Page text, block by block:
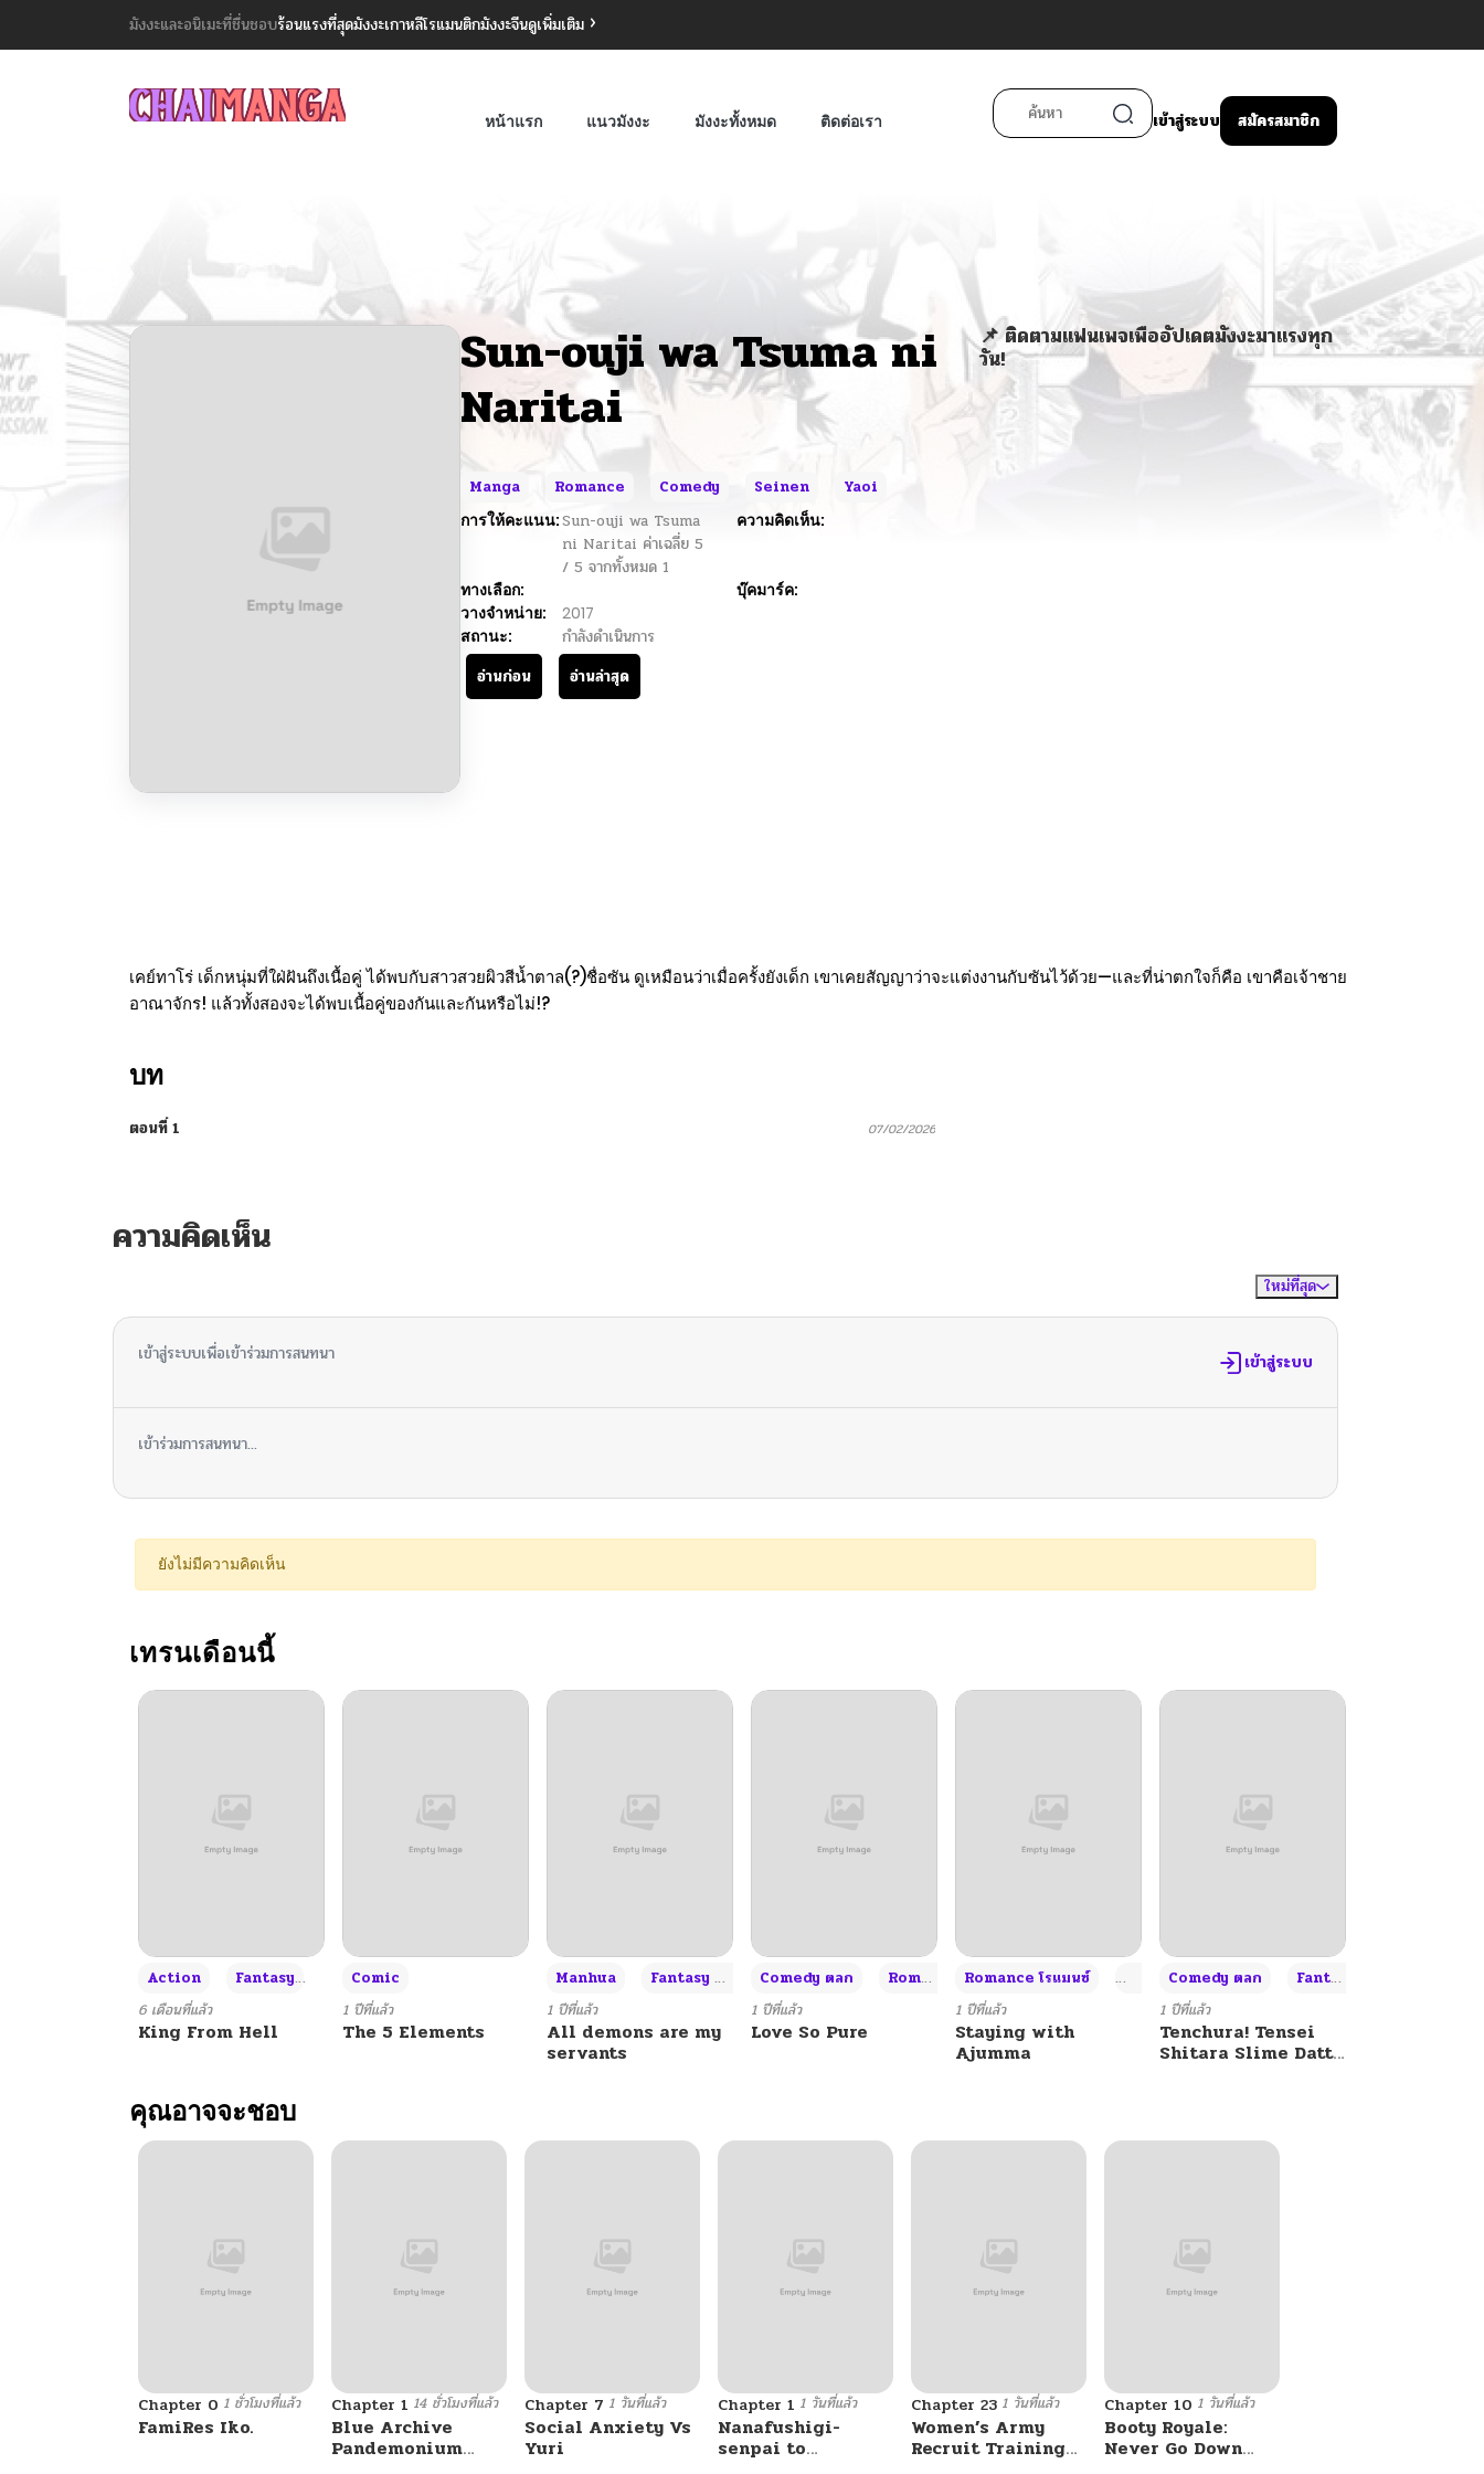
มังงะและอนิเมะที่ชื่นชอบร้อนแรงที่สุดมังงะเกาหลีโรแมนติกมังงะจีนดูเพิ่มเติม
หน้าแรก แนวมังงะ มังงะทั้งหมด ติดต่อเรา เข้าสู่ระบบ สมัครสมาชิก
Sun-ouji wa Tsuma ni
Naritai
Manga Romance Comedy Seinen
Yaoi
การให้คะแนน:Sun-ouji wa Tsuma
ni Naritai ค่าเฉลี่ย 5
/ 5 จากทั้งหมด 1
ความคิดเห็น:
ทางเลือก:
บุ๊คมาร์ค:
วางจำหน่าย:
2017
สถานะ:
กำลังดำเนินการ
อ่านก่อน
อ่านล่าสุด
📌 ติดตามแฟนเพจเพื่ออัปเดตมังงะมาแรงทุก
วัน!
เคย์ทาโร่ เด็กหนุ่มที่ใฝ่ฝันถึงเนื้อคู่ ได้พบกับสาวสวยผิวสีน้ำตาล(?)ชื่อซัน ดูเหมือนว่าเมื่อครั้งยังเด็ก เขาเคยสัญญาว่าจะแต่งงานกับซันไว้ด้วย—และที่น่าตกใจก็คือ เขาคือเจ้าชาย
อาณาจักร! แล้วทั้งสองจะได้พบเนื้อคู่ของกันและกันหรือไม่!?
บท
ตอนที่ 1 07/02/2026
ความคิดเห็น
ใหม่ที่สุด
เข้าสู่ระบบเพื่อเข้าร่วมการสนทนา เข้าสู่ระบบ
เข้าร่วมการสนทนา...
ยังไม่มีความคิดเห็น
เทรนเดือนนี้
Action Fantasy
6 เดือนที่แล้ว
King From Hell
Comic
1 ปีที่แล้ว
The 5 Elements
Manhua Fantasy แฟนตาซี +3
1 ปีที่แล้ว
All demons are my
servants
Comedy ตลก Romance โรแมนซ์ +4
1 ปีที่แล้ว
Love So Pure
Romance โรแมนซ์ Adult ผู้ใหญ่ +4
1 ปีที่แล้ว
Staying with
Ajumma
Comedy ตลก Fantasy แฟนตาซี
1 ปีที่แล้ว
Tenchura! Tensei
Shitara Slime Datta
คุณอาจจะชอบ
Chapter 0 1 ชั่วโมงที่แล้ว
FamiRes Iko.
Chapter 1 14 ชั่วโมงที่แล้ว
Blue Archive
Pandemonium
Chapter 7 1 วันที่แล้ว
Social Anxiety Vs
Yuri
Chapter 1 1 วันที่แล้ว
Nanafushigi-
senpai to
Chapter 23 1 วันที่แล้ว
Women’s Army
Recruit Training
Chapter 10 1 วันที่แล้ว
Booty Royale:
Never Go Down